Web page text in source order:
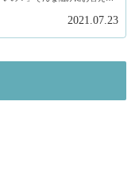
2021.07.23